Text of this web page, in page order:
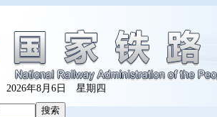
2026年8月6日 星期四